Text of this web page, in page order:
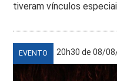
tiveram vínculos
EVENTO 20h30 de 08/